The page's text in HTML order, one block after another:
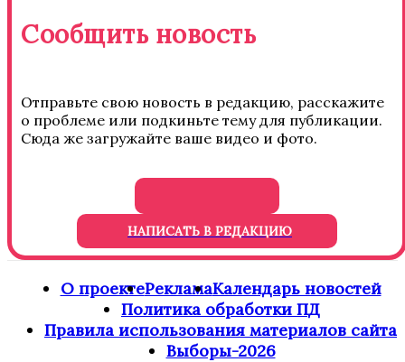
Сообщить новость
Отправьте свою новость в редакцию, расскажите
о проблеме или подкиньте тему для публикации.
Сюда же загружайте ваше видео и фото.
НАПИСАТЬ В РЕДАКЦИЮ
О проектеРекламаКалендарь новостей
Политика обработки ПД
Правила использования материалов сайта
Выборы-2026